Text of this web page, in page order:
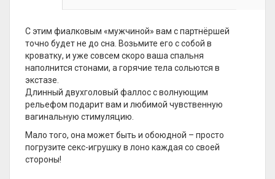
С этим фиалковым «мужчиной» вам с партнёршей
точно будет не до сна. Возьмите его с собой в
кроватку, и уже совсем скоро ваша спальня
наполнится стонами, а горячие тела сольются в
экстазе.
Длинный двухголовый фаллос с волнующим
рельефом подарит вам и любимой чувственную
вагинальную стимуляцию.
Мало того, она может быть и обоюдной – просто
погрузите секс-игрушку в лоно каждая со своей
стороны!